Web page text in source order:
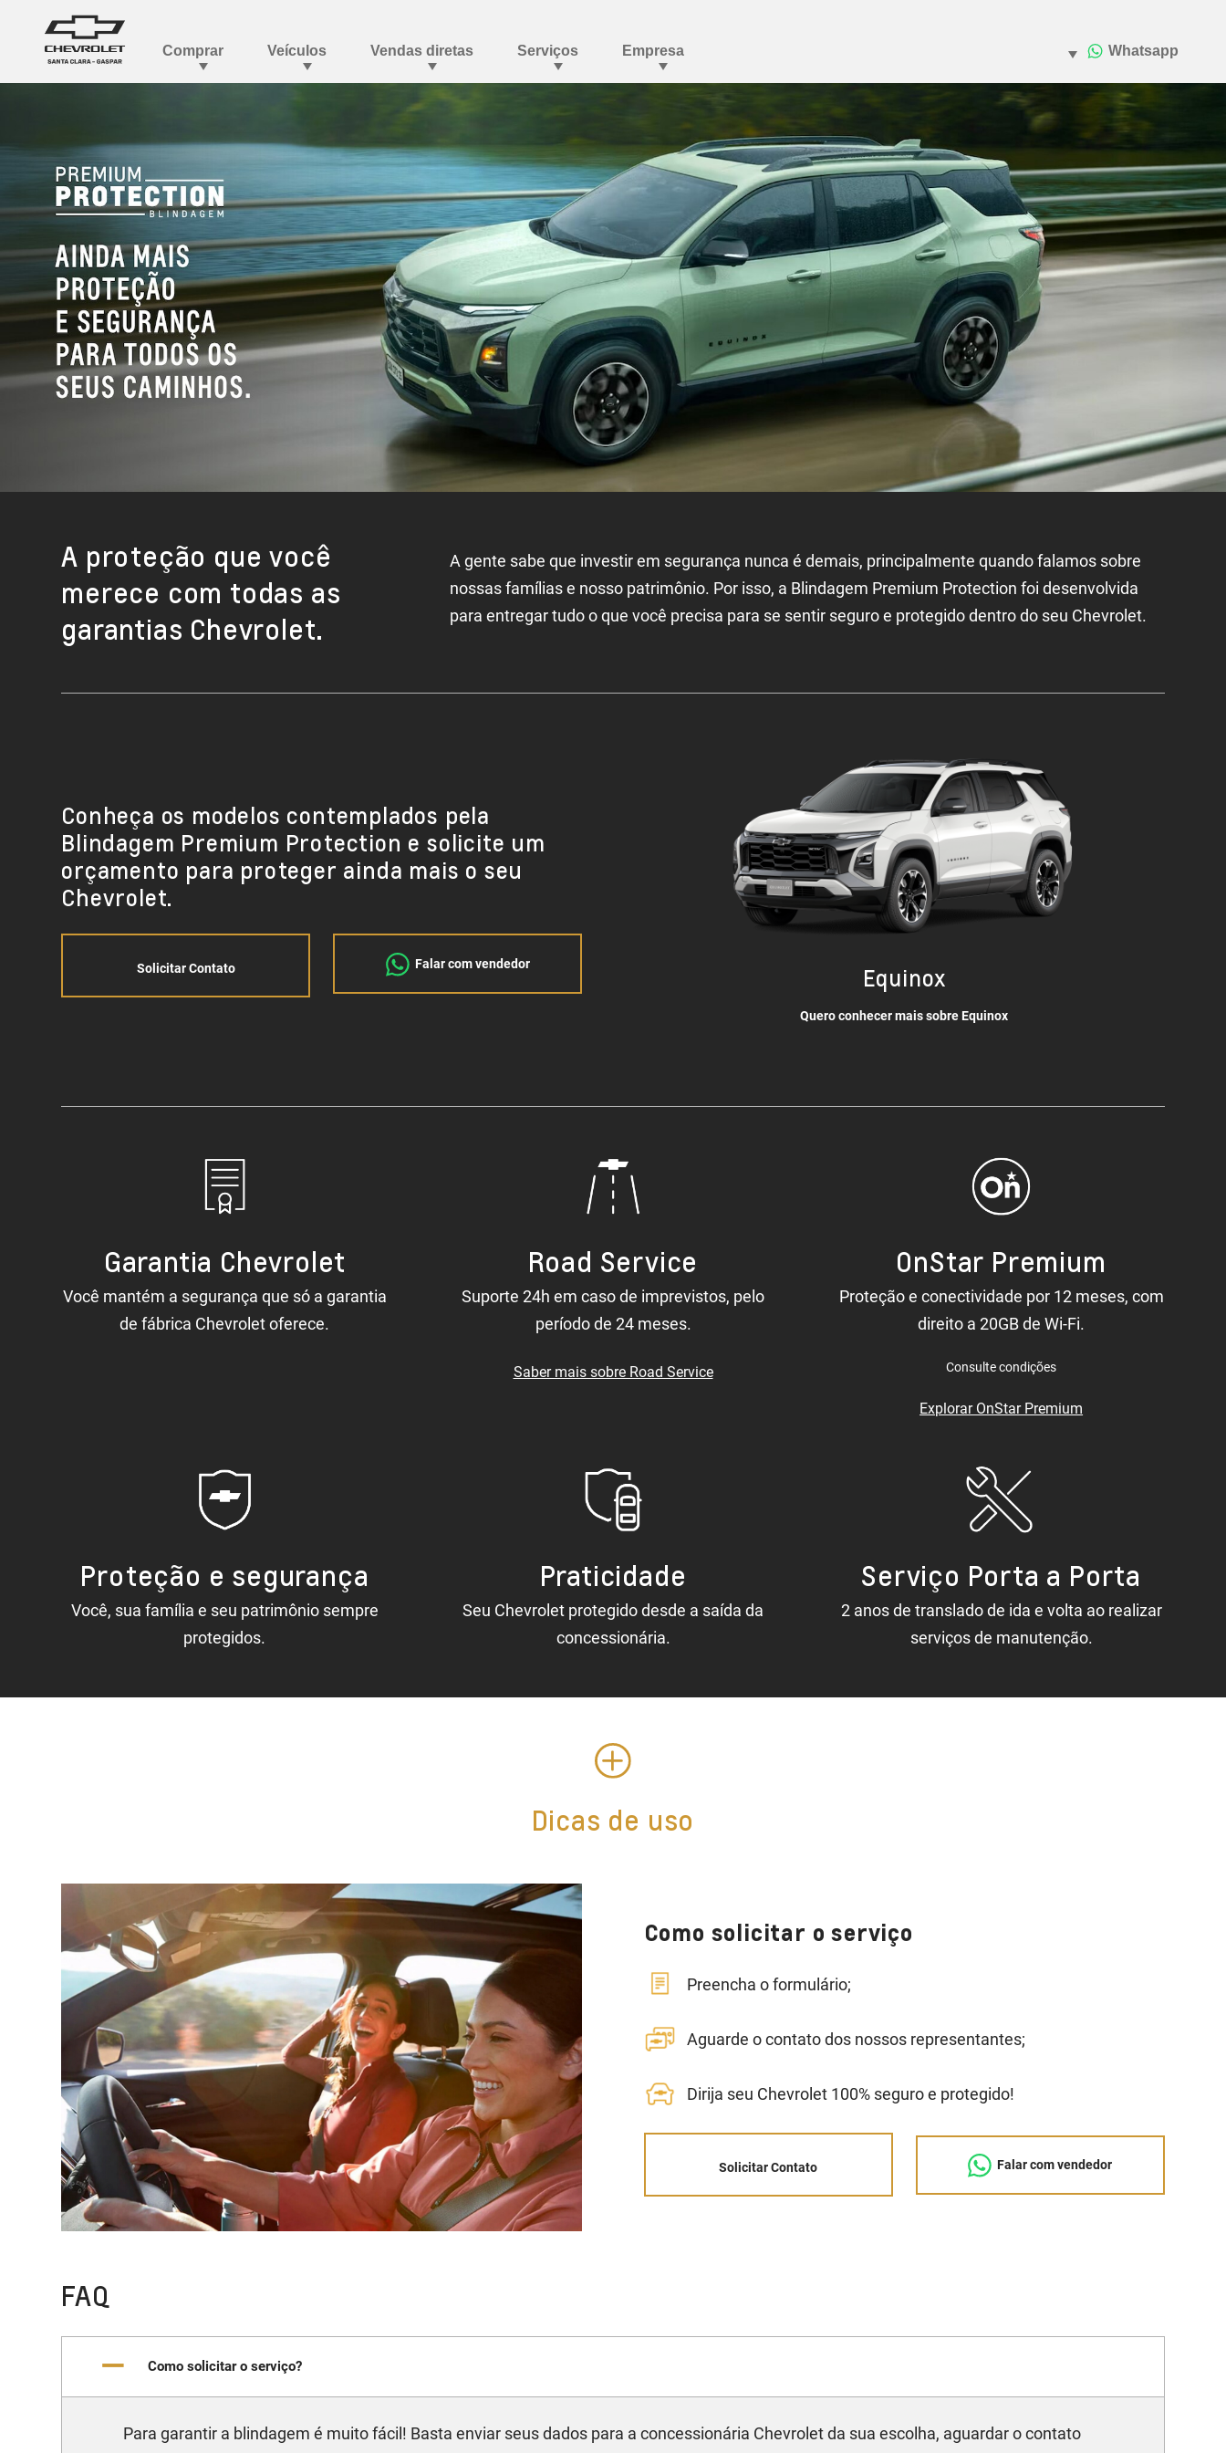
A proteção que você
merece com todas as
garantias Chevrolet.
A gente sabe que investir em segurança nunca é demais, principalmente quando falamos sobre
nossas famílias e nosso patrimônio. Por isso, a Blindagem Premium Protection foi desenvolvida
para entregar tudo o que você precisa para se sentir seguro e protegido dentro do seu Chevrolet.
Equinox
Quero conhecer mais sobre Equinox
Solicitar Contato Falar com vendedor
Conheça os modelos contemplados pela
Blindagem Premium Protection e solicite um
orçamento para proteger ainda mais o seu
Chevrolet.
Garantia Chevrolet
Você mantém a segurança que só a garantia
de fábrica Chevrolet oferece.
Road Service
Suporte 24h em caso de imprevistos, pelo
período de 24 meses.
Saber mais sobre Road Service
OnStar Premium
Proteção e conectividade por 12 meses, com
direito a 20GB de Wi-Fi.
Consulte condições
Explorar OnStar Premium
Proteção e segurança
Você, sua família e seu patrimônio sempre
protegidos.
Praticidade
Seu Chevrolet protegido desde a saída da
concessionária.
Serviço Porta a Porta
2 anos de translado de ida e volta ao realizar
serviços de manutenção.
Dicas de uso
Como solicitar o serviço
Preencha o formulário;
Aguarde o contato dos nossos representantes;
Dirija seu Chevrolet 100% seguro e protegido!
Solicitar Contato Falar com vendedor
FAQ
Como solicitar o serviço?
Para garantir a blindagem é muito fácil! Basta enviar seus dados para a concessionária Chevrolet da sua escolha, aguardar o contato